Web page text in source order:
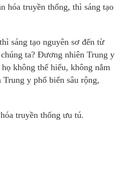
hóa truyền thống, thì sáng tạo
sáng tạo nguyên sơ đến từ
ta? Đương nhiên Trung y
không thể hiểu, không nắm
y phổ biến sâu rộng,
truyền thống ưu tú.